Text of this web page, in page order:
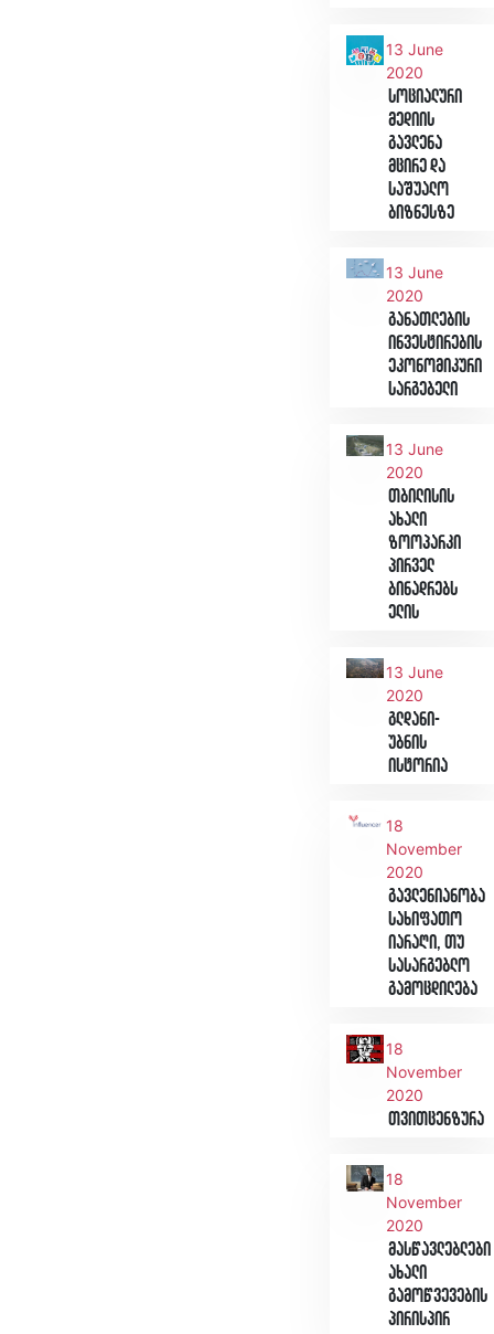
13 June
2020
სოციალური
მედიის
გავლენა
მცირე და
საშუალო
ბიზნესზე
13 June
2020
განათლების
ინვესტირების
ეკონომიკური
სარგებელი
13 June
2020
თბილისის
ახალი
ზოოპარკი
პირველ
ბინადრებს
ელის
13 June
2020
გლდანი-
უბნის
ისტორია
18
November
2020
გავლენიანობა
სახიფათო
იარაღი, თუ
სასარგებლო
გამოცდილება
18
November
2020
თვითცენზურა
18
November
2020
მასწავლებლები
ახალი
გამოწვევების
პირისპირ